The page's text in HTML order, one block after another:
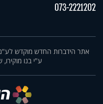
073-2221202
אתר הידברות החדש מוקדש לע"נ
ע"י בנו מוקירו,